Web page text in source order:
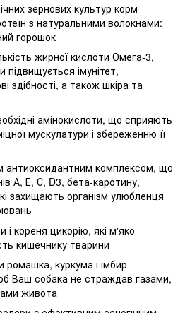
зернових культур корм
з натуральними волокнами:
горошок
жирної кислоти Омега-3,
імунітет,
здібності, а також шкіра та
амінокислоти, що сприяють
мускулатури і збереженню її
антиоксидантним комплексом, що
А, Е, С, D3, бета-каротину,
захищають організм улюбленця
кореня цикорію, які м'яко
кишечнику тварини
ромашка, куркума і імбир
Ваш собака не страждав газами,
живота